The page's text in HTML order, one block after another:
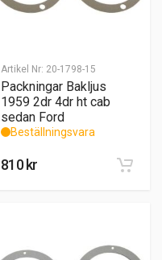
Artikel Nr: 20-1798-15
Packningar Bakljus
1959 2dr 4dr ht cab
sedan Ford
Beställningsvara
810kr